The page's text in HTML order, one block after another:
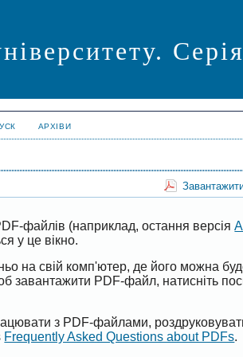
АРХІВИ
файлів (наприклад, остання версія
у це вікно.
на свій комп'ютер, де його можна
завантажити PDF-файл, натисніть
з PDF-файлами,
Frequently Asked Questions about PDFs.